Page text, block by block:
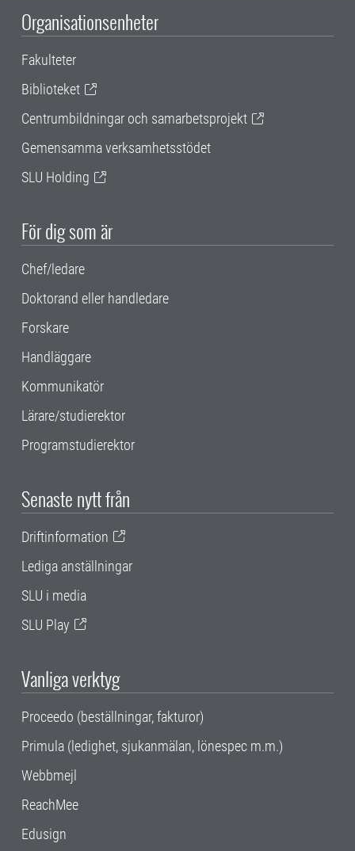
Organisationsenheter
Fakulteter
Biblioteket
Centrumbildningar och samarbetsprojekt
Gemensamma verksamhetsstödet
SLU Holding
För dig som är
Chef/ledare
Doktorand eller handledare
Forskare
Handläggare
Kommunikatör
Lärare/studierektor
Programstudierektor
Senaste nytt från
Driftinformation
Lediga anställningar
SLU i media
SLU Play
Vanliga verktyg
Proceedo (beställningar, fakturor)
Primula (ledighet, sjukanmälan, lönespec m.m.)
Webbmejl
ReachMee
Edusign